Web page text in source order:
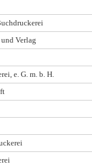
Verlag
e. G. m. b. H.